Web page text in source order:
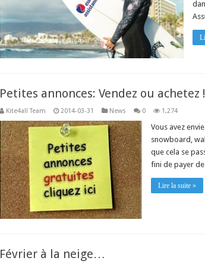
Petites annonces: Vendez ou achetez !
Kite4all Team 2014-03-31 News 0 1,274
Vous avez
snowboard,
que cela se
fini de payer
Lire la suite »
Février à la neige…